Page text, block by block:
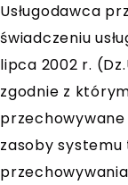
Usługodawca
świadczeniu
lipca 2002 r.
zgodnie z
zasoby